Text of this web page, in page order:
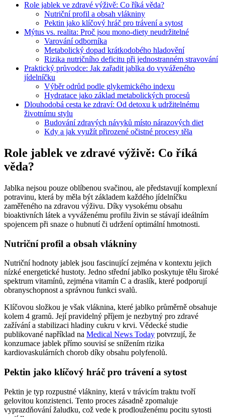
Role jablek ve zdravé výživě: Co říká věda?
Nutriční profil a obsah vlákniny
Pektin jako klíčový hráč pro trávení a sytost
Mýtus vs. realita: Proč jsou mono-diety neudržitelné
Varování odborníka
Metabolický dopad krátkodobého hladovění
Rizika nutričního deficitu při jednostranném stravování
Praktický průvodce: Jak zařadit jablka do vyváženého
jídelníčku
Výběr odrůd podle glykemického indexu
Hydratace jako základ metabolických procesů
Dlouhodobá cesta ke zdraví: Od detoxu k udržitelnému
životnímu stylu
Budování zdravých návyků místo nárazových diet
Kdy a jak využít přirozené očistné procesy těla
Role jablek ve zdravé výživě: Co říká
věda?
Jablka nejsou pouze oblíbenou svačinou, ale představují komplexní
potravinu, která by měla být základem každého jídelníčku
zaměřeného na zdravou výživu. Díky vysokému obsahu
bioaktivních látek a vyváženému profilu živin se stávají ideálním
spojencem při snaze o hubnutí či udržení optimální hmotnosti.
Nutriční profil a obsah vlákniny
Nutriční hodnoty jablek jsou fascinující zejména v kontextu jejich
nízké energetické hustoty. Jedno střední jablko poskytuje tělu široké
spektrum vitamínů, zejména vitamín C a draslík, které podporují
obranyschopnost a správnou funkci svalů.
Klíčovou složkou je však vláknina, které jablko průměrně obsahuje
kolem 4 gramů. Její pravidelný příjem je nezbytný pro zdravé
zažívání a stabilizaci hladiny cukru v krvi. Vědecké studie
publikované například na Medical News Today potvrzují, že
konzumace jablek přímo souvisí se snížením rizika
kardiovaskulárních chorob díky obsahu polyfenolů.
Pektin jako klíčový hráč pro trávení a sytost
Pektin je typ rozpustné vlákniny, která v trávicím traktu tvoří
gelovitou konzistenci. Tento proces zásadně zpomaluje
vyprazdňování žaludku, což vede k prodlouženému pocitu sytosti